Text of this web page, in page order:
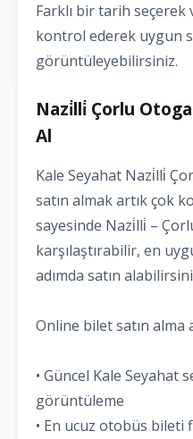
Farklı bir tarih
kontrol ederek uygun
görüntüleyebilirsiniz.
Nazi̇lli̇ Çorlu
Al
Kale Seyahat Nazi̇lli̇
satın almak artık çok
sayesinde Nazi̇lli̇ –
karşılaştırabilir, en
adımda satın
Online bilet satın alma
• Güncel Kale Seyahat
görüntüleme
• En ucuz otobüs bileti